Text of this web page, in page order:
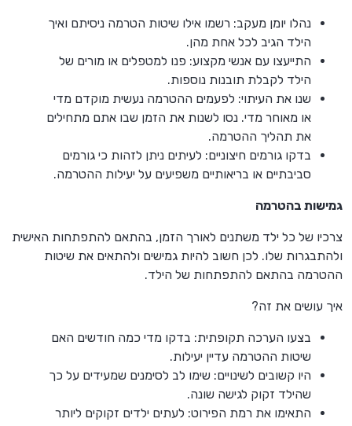
נהלו יומן מעקב: רשמו אילו שיטות הטרמה ניסיתם ואיך
הילד הגיב לכל אחת מהן.
התייעצו עם אנשי מקצוע: פנו למטפלים או מורים של
הילד לקבלת תובנות נוספות.
שנו את העיתוי: לפעמים ההטרמה נעשית מוקדם מדי
או מאוחר מדי. נסו לשנות את הזמן שבו אתם מתחילים
את תהליך ההטרמה.
בדקו גורמים חיצוניים: לעיתים ניתן לזהות כי גורמים
סביבתיים או בריאותיים משפיעים על יעילות ההטרמה.
גמישות בהטרמה
צרכיו של כל ילד משתנים לאורך הזמן, בהתאם להתפתחות האישית
ולהתבגרות שלו. לכן חשוב להיות גמישים ולהתאים את שיטות
ההטרמה בהתאם להתפתחות של הילד.
איך עושים את זה?
בצעו הערכה תקופתית: בדקו מדי כמה חודשים האם
שיטות ההטרמה עדיין יעילות.
היו קשובים לשינויים: שימו לב לסימנים שמעידים על כך
שהילד זקוק לגישה שונה.
התאימו את רמת הפירוט: לעתים ילדים זקוקים ליותר